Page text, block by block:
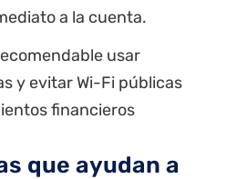
a la cuenta.
usar
y evitar Wi-Fi públicas
financieros
que ayudan a